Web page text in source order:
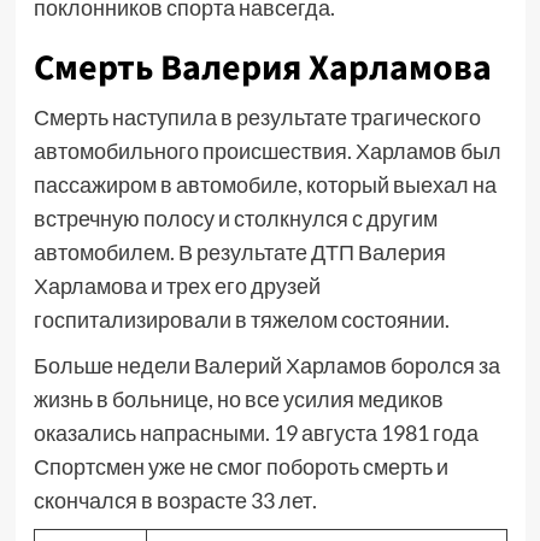
поклонников спорта навсегда.
Смерть Валерия Харламова
Смерть наступила в результате трагического
автомобильного происшествия. Харламов был
пассажиром в автомобиле, который выехал на
встречную полосу и столкнулся с другим
автомобилем. В результате ДТП Валерия
Харламова и трех его друзей
госпитализировали в тяжелом состоянии.
Больше недели Валерий Харламов боролся за
жизнь в больнице, но все усилия медиков
оказались напрасными. 19 августа 1981 года
Спортсмен уже не смог побороть смерть и
скончался в возрасте 33 лет.